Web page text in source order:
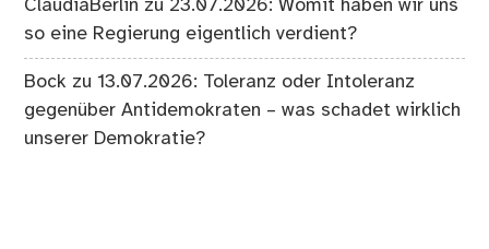
ClaudiaBerlin zu 23.07.2026: Womit haben wir uns
so eine Regierung eigentlich verdient?
Bock zu13.07.2026: Toleranz oder Intoleranz
gegenüber Antidemokraten – was schadet wirklich
unserer Demokratie?